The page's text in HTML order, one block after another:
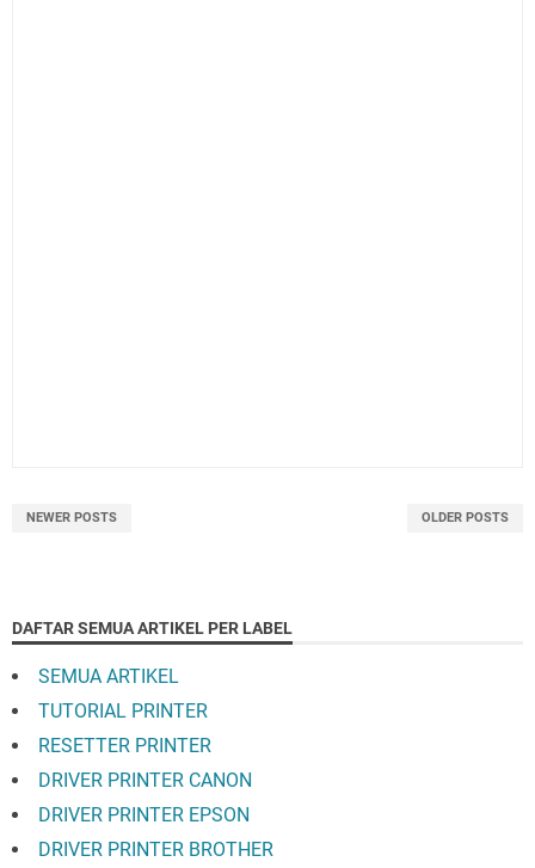
NEWER POSTS OLDER POSTS
DAFTAR SEMUA ARTIKEL PER LABEL
SEMUA ARTIKEL
TUTORIAL PRINTER
RESETTER PRINTER
DRIVER PRINTER CANON
DRIVER PRINTER EPSON
DRIVER PRINTER BROTHER